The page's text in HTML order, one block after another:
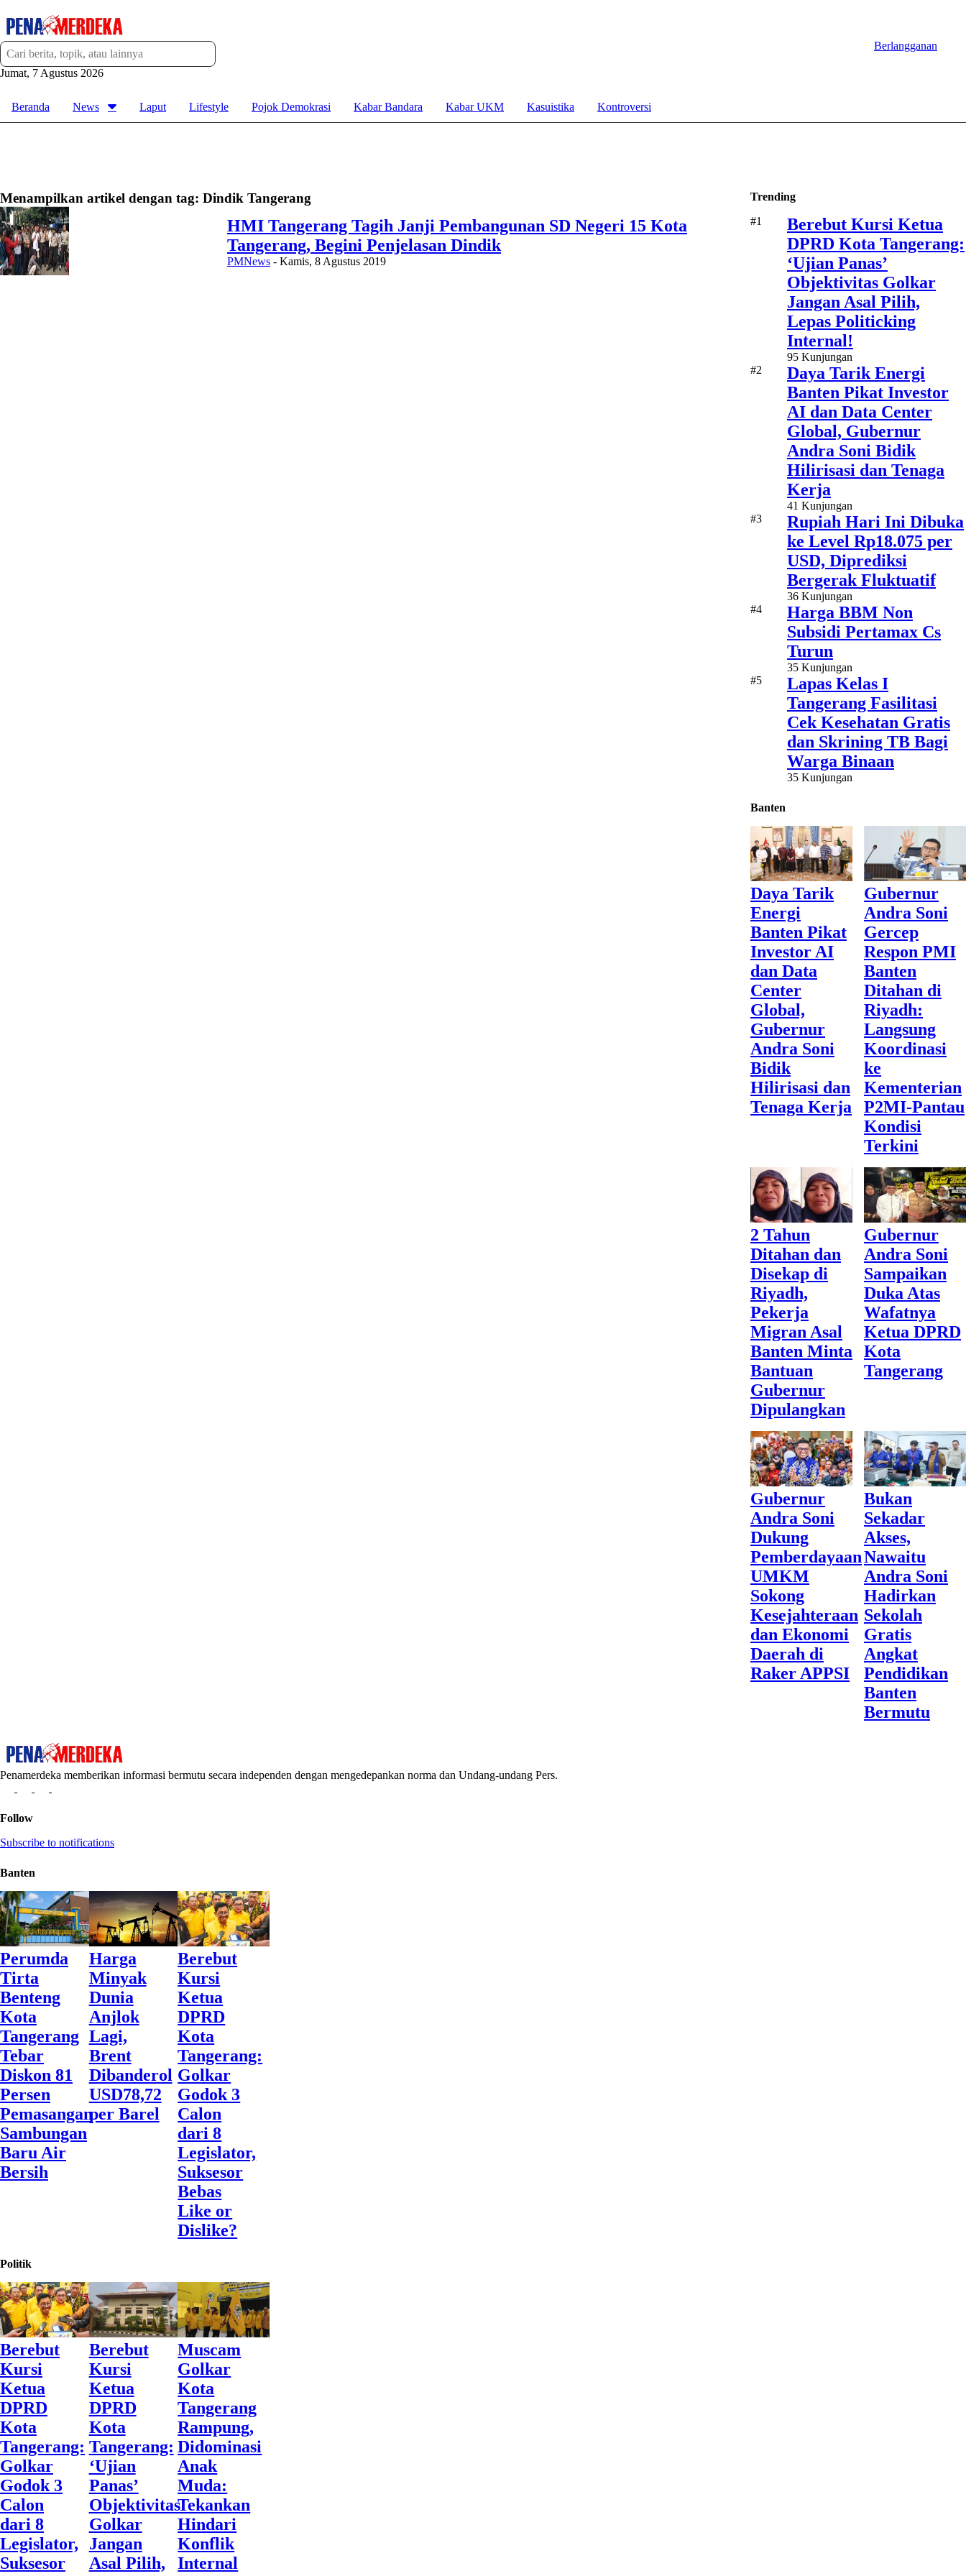
Jumat, 7 Agustus 2026
Berlangganan
Beranda News Laput Lifestyle Pojok Demokrasi Kabar Bandara Kabar UKM Kasuistika Kontroversi
Menampilkan artikel dengan tag: Dindik Tangerang
HMI Tangerang Tagih Janji Pembangunan SD Negeri 15 Kota
Tangerang, Begini Penjelasan Dindik
PMNews - Kamis, 8 Agustus 2019
Trending
#1
Berebut Kursi Ketua
DPRD Kota Tangerang:
‘Ujian Panas’
Objektivitas Golkar
Jangan Asal Pilih,
Lepas Politicking
Internal!
95 Kunjungan
#2
Daya Tarik Energi
Banten Pikat Investor
AI dan Data Center
Global, Gubernur
Andra Soni Bidik
Hilirisasi dan Tenaga
Kerja
41 Kunjungan
#3
Rupiah Hari Ini Dibuka
ke Level Rp18.075 per
USD, Diprediksi
Bergerak Fluktuatif
36 Kunjungan
#4
Harga BBM Non
Subsidi Pertamax Cs
Turun
35 Kunjungan
#5
Lapas Kelas I
Tangerang Fasilitasi
Cek Kesehatan Gratis
dan Skrining TB Bagi
Warga Binaan
35 Kunjungan
Banten
Daya Tarik
Energi
Banten Pikat
Investor AI
dan Data
Center
Global,
Gubernur
Andra Soni
Bidik
Hilirisasi dan
Tenaga Kerja
Gubernur
Andra Soni
Gercep
Respon PMI
Banten
Ditahan di
Riyadh:
Langsung
Koordinasi
ke
Kementerian
P2MI-Pantau
Kondisi
Terkini
2 Tahun
Ditahan dan
Disekap di
Riyadh,
Pekerja
Migran Asal
Banten Minta
Bantuan
Gubernur
Dipulangkan
Gubernur
Andra Soni
Sampaikan
Duka Atas
Wafatnya
Ketua DPRD
Kota
Tangerang
Gubernur
Andra Soni
Dukung
Pemberdayaan
UMKM
Sokong
Kesejahteraan
dan Ekonomi
Daerah di
Raker APPSI
Bukan
Sekadar
Akses,
Nawaitu
Andra Soni
Hadirkan
Sekolah
Gratis
Angkat
Pendidikan
Banten
Bermutu
Penamerdeka memberikan informasi bermutu secara independen dengan mengedepankan norma dan Undang-undang Pers.
Follow
Subscribe to notifications
Banten
Perumda
Tirta
Benteng
Kota
Tangerang
Tebar
Diskon 81
Persen
Pemasangan
Sambungan
Baru Air
Bersih
Harga
Minyak
Dunia
Anjlok
Lagi,
Brent
Dibanderol
USD78,72
per Barel
Berebut
Kursi
Ketua
DPRD
Kota
Tangerang:
Golkar
Godok 3
Calon
dari 8
Legislator,
Suksesor
Bebas
Like or
Dislike?
Politik
Berebut
Kursi
Ketua
DPRD
Kota
Tangerang:
Golkar
Godok 3
Calon
dari 8
Legislator,
Suksesor
Berebut
Kursi
Ketua
DPRD
Kota
Tangerang:
‘Ujian
Panas’
Objektivitas
Golkar
Jangan
Asal Pilih,
Muscam
Golkar
Kota
Tangerang
Rampung,
Didominasi
Anak
Muda:
Tekankan
Hindari
Konflik
Internal